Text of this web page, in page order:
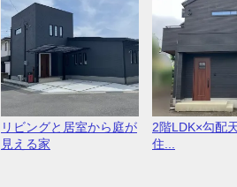
リビングと居室から庭が
見える家
2階LDK×勾配
住...